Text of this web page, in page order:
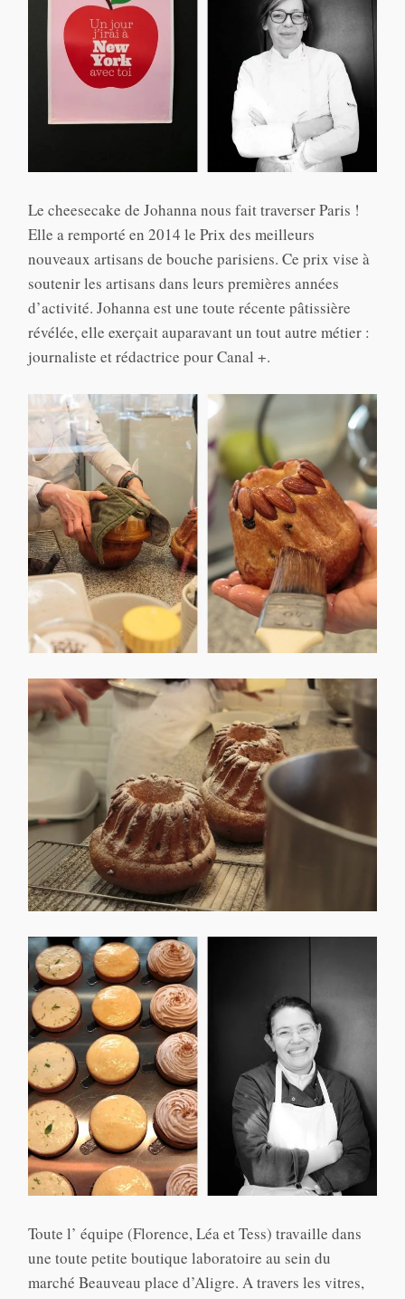
Le cheesecake de Johanna nous fait traverser Paris !
Elle a remporté en 2014 le Prix des meilleurs
nouveaux artisans de bouche parisiens. Ce prix vise à
soutenir les artisans dans leurs premières années
d’activité. Johanna est une toute récente pâtissière
révélée, elle exerçait auparavant un tout autre métier :
journaliste et rédactrice pour Canal +.
Toute l’ équipe (Florence, Léa et Tess) travaille dans
une toute petite boutique laboratoire au sein du
marché Beauveau place d’Aligre. A travers les vitres,